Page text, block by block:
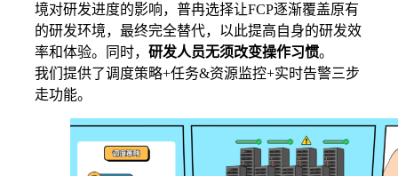
境对研发进度的影响，普冉选择让FCP逐渐覆盖原有
的研发环境，最终完全替代，以此提高自身的研发效
率和体验。同时， 研发人员无须改变操作习惯。
我们提供了调度策略+任务&资源监控+实时告警三步
走功能。